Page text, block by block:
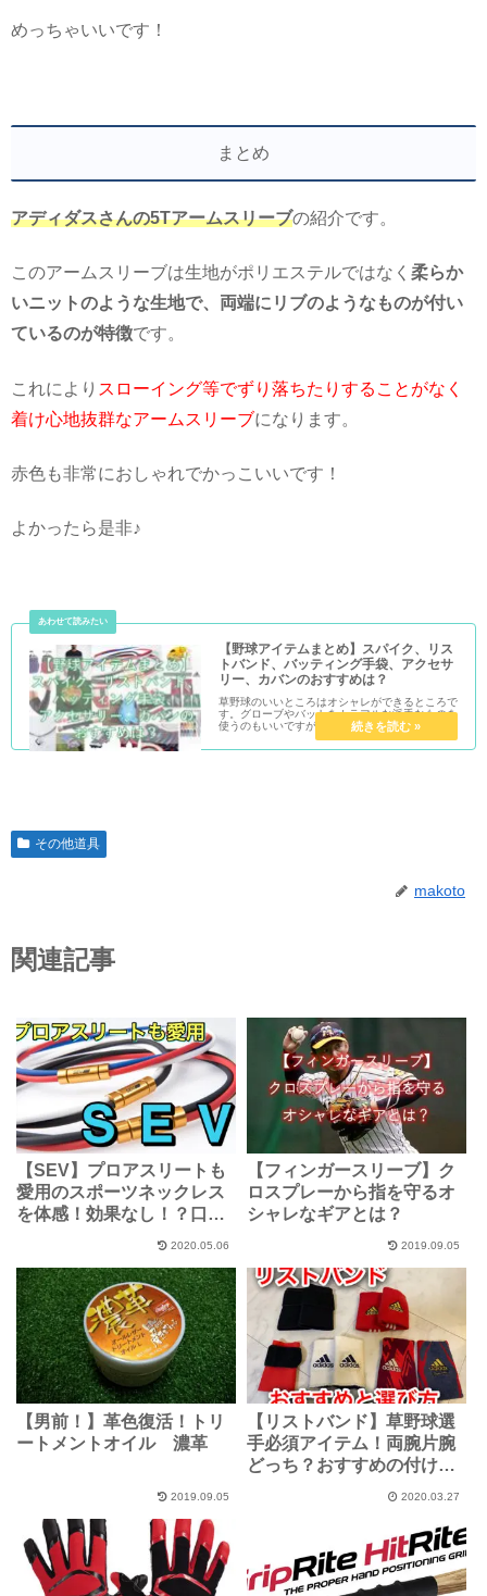
めっちゃいいです！
まとめ
アディダスさんの5Tアームスリーブの紹介です。
このアームスリーブは生地がポリエステルではなく 柔らか
いニットのような生地で、両端にリブのようなものが付い
ているのが特徴です。
これにより スローイング等でずり落ちたりすることがなく
着け心地抜群なアームスリーブになります。
赤色も非常におしゃれでかっこいいです！
よかったら是非♪
【野球アイテムまとめ】スパイク、リス
トバンド、バッティング手袋、アクセサ
リー、カバンのおすすめは？
草野球のいいところはオシャレができるところで
す。グローブやバットをカラフルな派手なものを
使うのもいいですが、それ以外にも色々なオシャ
レアイテムがあります。スパイク、手袋、リスト
バンド…これまで紹介してきたものをまとめてい
その他道具
makoto
関連記事
【SEV】プロアスリートも
愛用のスポーツネックレス
を体感！効果なし！？口コ
2020.05.06
【フィンガースリーブ】ク
ロスプレーから指を守るオ
シャレなギアとは？
2019.09.05
【男前！】革色復活！トリ
ートメントオイル 濃革
2019.09.05
【リストバンド】草野球選
手必須アイテム！両腕片腕
どっち？おすすめの付け方
2020.03.27